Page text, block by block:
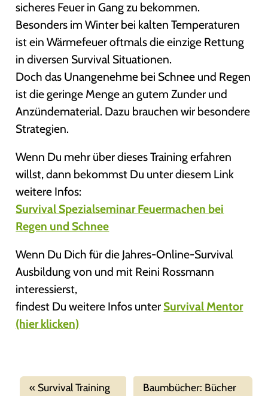
sicheres Feuer in Gang zu bekommen.
Besonders im Winter bei kalten Temperaturen
ist ein Wärmefeuer oftmals die einzige Rettung
in diversen Survival Situationen.
Doch das Unangenehme bei Schnee und Regen
ist die geringe Menge an gutem Zunder und
Anzündematerial. Dazu brauchen wir besondere
Strategien.
Wenn Du mehr über dieses Training erfahren
willst, dann bekommst Du unter diesem Link
weitere Infos:
Survival Spezialseminar Feuermachen bei
Regen und Schnee
Wenn Du Dich für die Jahres-Online-Survival
Ausbildung von und mit Reini Rossmann
interessierst,
findest Du weitere Infos unter Survival Mentor
(hier klicken)
Survival Training
Baumbücher: Bücher